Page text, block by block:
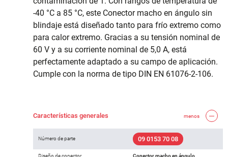
-40 °C a 85 °C, este Conector macho en ángulo sin
blindaje está diseñado tanto para frío extremo como
para calor extremo. Gracias a su tensión nominal de
60 V y a su corriente nominal de 5,0 A, está
perfectamente adaptado a su campo de aplicación.
Cumple con la norma de tipo DIN EN 61076-2-106.
Características generales menos
Número de parte 09 0153 70 08